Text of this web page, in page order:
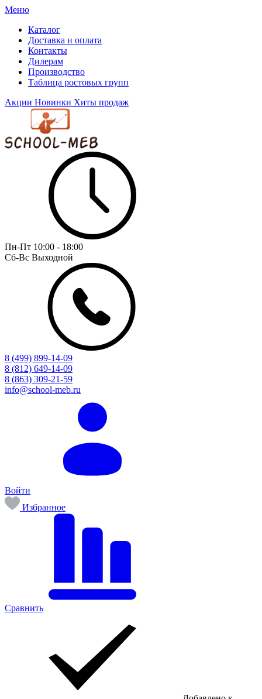
Меню
Каталог
Доставка и оплата
Контакты
Дилерам
Производство
Таблица ростовых групп
Акции Новинки Хиты продаж
Пн-Пт 10:00 - 18:00
Сб-Вс Выходной
8 (499) 899-14-09
8 (812) 649-14-09
8 (863) 309-21-59
info@school-meb.ru
Войти
Избранное
Сравнить